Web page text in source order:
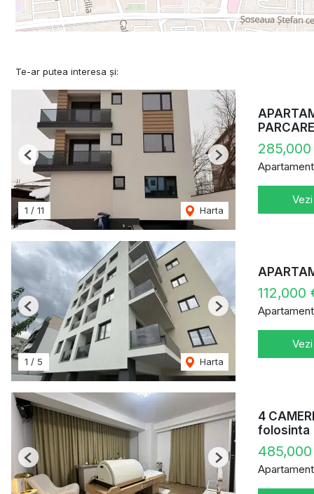
Te-ar putea interesa și:
1 / 11 Harta
Previous Next
PARCARE
1 / 5 Harta
Previous Next
112,000
Previous Next
4
folosinta